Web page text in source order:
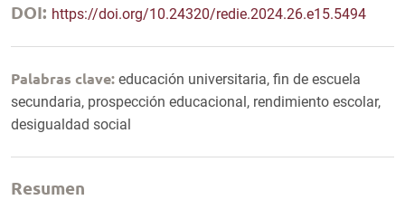
DOI: https://doi.org/10.24320/redie.2024.26.e15.5494
Palabras clave: educación universitaria, fin de escuela
secundaria, prospección educacional, rendimiento escolar,
desigualdad social
Resumen